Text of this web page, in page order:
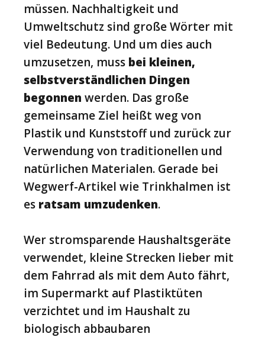
müssen. Nachhaltigkeit und
Umweltschutz sind große Wörter mit
viel Bedeutung. Und um dies auch
umzusetzen, muss bei kleinen,
selbstverständlichen Dingen
begonnen werden. Das große
gemeinsame Ziel heißt weg von
Plastik und Kunststoff und zurück zur
Verwendung von traditionellen und
natürlichen Materialen. Gerade bei
Wegwerf-Artikel wie Trinkhalmen ist
es ratsam umzudenken.
Wer stromsparende Haushaltsgeräte
verwendet, kleine Strecken lieber mit
dem Fahrrad als mit dem Auto fährt,
im Supermarkt auf Plastiktüten
verzichtet und im Haushalt zu
biologisch abbaubaren